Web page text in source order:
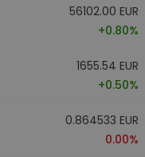
56102.00 EUR
+0.80%
1655.54 EUR
+0.50%
0.864533 EUR
0.00%